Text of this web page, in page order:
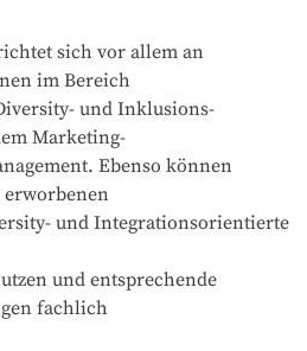
sich vor allem an
im Bereich
und Inklusions-
Marketing-
Ebenso können
und Integrationsorientierte
und entsprechende
fachlich